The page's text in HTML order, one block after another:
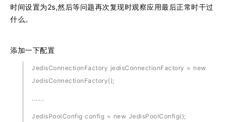
时间设置为2s,然后等问题再次复现时观察应用最后正常时干过
什么。
添加一下配置
JedisConnectionFactory jedisConnectionFactory = new
JedisConnectionFactory();
.......
JedisPoolConfig config = new JedisPoolConfig();